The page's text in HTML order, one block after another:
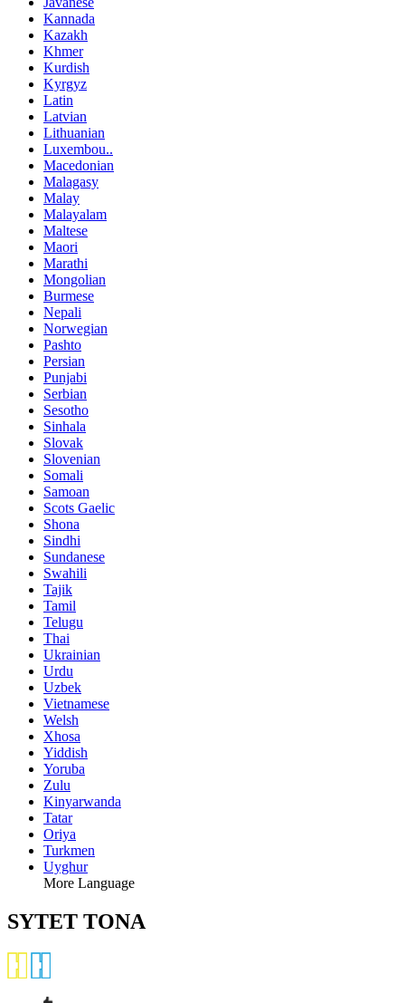
Kannada
Kazakh
Khmer
Kurdish
Kyrgyz
Latin
Latvian
Lithuanian
Luxembou..
Macedonian
Malagasy
Malay
Malayalam
Maltese
Maori
Marathi
Mongolian
Burmese
Nepali
Norwegian
Pashto
Persian
Punjabi
Serbian
Sesotho
Sinhala
Slovak
Slovenian
Somali
Samoan
Scots Gaelic
Shona
Sindhi
Sundanese
Swahili
Tajik
Tamil
Telugu
Thai
Ukrainian
Urdu
Uzbek
Vietnamese
Welsh
Xhosa
Yiddish
Yoruba
Zulu
Kinyarwanda
Tatar
Oriya
Turkmen
Uyghur
More Language
SYTET TONA